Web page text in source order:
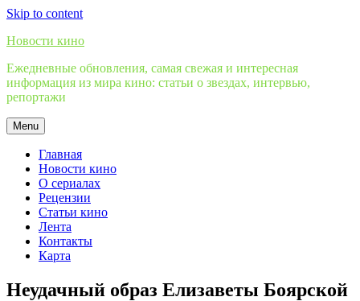
Skip to content
Новости кино
Ежедневные обновления, самая свежая и интересная
информация из мира кино: статьи о звездах, интервью,
репортажи
Menu
Главная
Новости кино
О сериалах
Рецензии
Статьи кино
Лента
Контакты
Карта
Неудачный образ Елизаветы Боярской